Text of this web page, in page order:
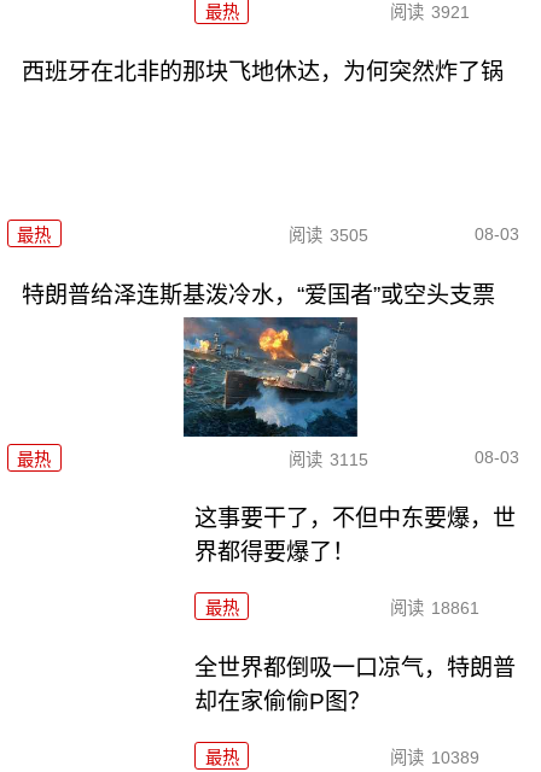
最热 阅读 3921
西班牙在北非的那块飞地休达，为何突然炸了锅
最热 阅读 3505 08-03
特朗普给泽连斯基泼冷水，“爱国者”或空头支票
最热 阅读 3115 08-03
这事要干了，不但中东要爆，世
界都得要爆了！
最热 阅读 18861
全世界都倒吸一口凉气，特朗普
却在家偷偷P图？
最热 阅读 10389